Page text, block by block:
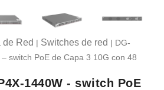
de Red | Switches de red | DG-
switch PoE de Capa 3 10G con 48
1440W - switch PoE